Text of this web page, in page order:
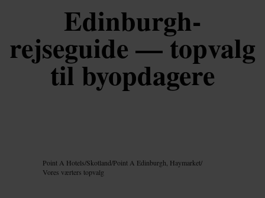
Edinburgh-
rejseguide — topvalg
til byopdagere
Point A Hotels/Skotland/Point A Edinburgh, Haymarket/
Vores værters topvalg